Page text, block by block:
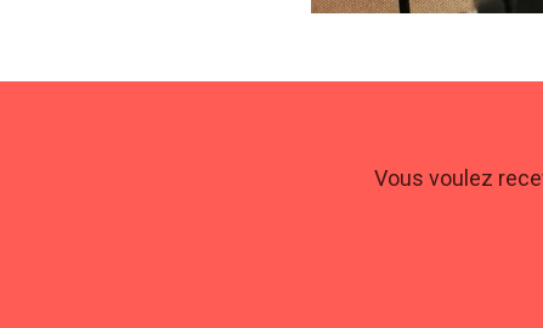
Vous voulez